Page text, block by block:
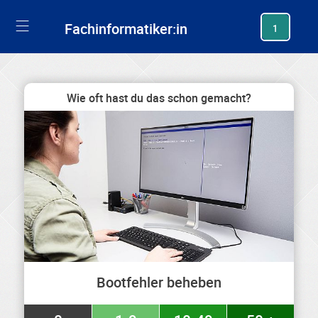
Fachinformatiker:in 1
Wie oft hast du das schon gemacht?
Bootfehler beheben